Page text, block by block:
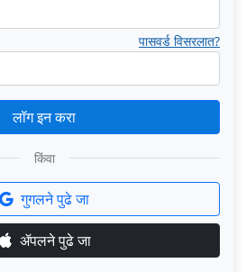
पासवर्ड विसरलात?
लॉग इन करा
किंवा
गुगलने पुढे जा
ॲपलने पुढे जा